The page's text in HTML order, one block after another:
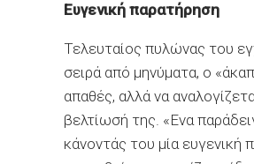
Ευγενική παρατήρηση
Τελευταίος πυλώνας του
σειρά από μηνύματα, ο
απαθές, αλλά να
βελτίωσή της. «Ενα
κάνοντάς του μία ευγενική